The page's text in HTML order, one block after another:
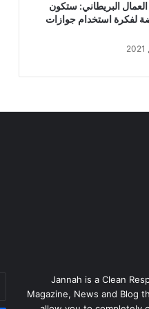
البريطاني: ستكون
لفكرة استخدام جوازات
Jannah is a Clean
Magazine, News and Blog